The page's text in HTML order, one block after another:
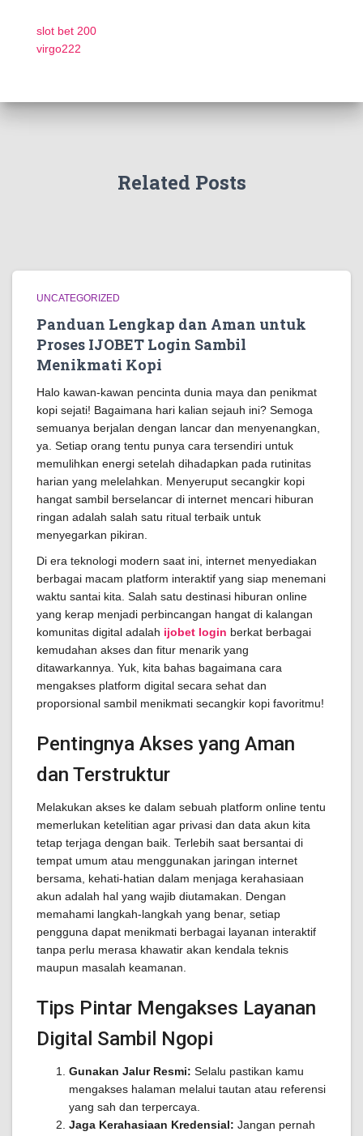
slot bet 200
virgo222
Related Posts
UNCATEGORIZED
Panduan Lengkap dan Aman untuk
Proses IJOBET Login Sambil
Menikmati Kopi
Halo kawan-kawan pencinta dunia maya dan penikmat
kopi sejati! Bagaimana hari kalian sejauh ini? Semoga
semuanya berjalan dengan lancar dan menyenangkan,
ya. Setiap orang tentu punya cara tersendiri untuk
memulihkan energi setelah dihadapkan pada rutinitas
harian yang melelahkan. Menyeruput secangkir kopi
hangat sambil berselancar di internet mencari hiburan
ringan adalah salah satu ritual terbaik untuk
menyegarkan pikiran.
Di era teknologi modern saat ini, internet menyediakan
berbagai macam platform interaktif yang siap menemani
waktu santai kita. Salah satu destinasi hiburan online
yang kerap menjadi perbincangan hangat di kalangan
komunitas digital adalah ijobet login berkat berbagai
kemudahan akses dan fitur menarik yang
ditawarkannya. Yuk, kita bahas bagaimana cara
mengakses platform digital secara sehat dan
proporsional sambil menikmati secangkir kopi favoritmu!
Pentingnya Akses yang Aman
dan Terstruktur
Melakukan akses ke dalam sebuah platform online tentu
memerlukan ketelitian agar privasi dan data akun kita
tetap terjaga dengan baik. Terlebih saat bersantai di
tempat umum atau menggunakan jaringan internet
bersama, kehati-hatian dalam menjaga kerahasiaan
akun adalah hal yang wajib diutamakan. Dengan
memahami langkah-langkah yang benar, setiap
pengguna dapat menikmati berbagai layanan interaktif
tanpa perlu merasa khawatir akan kendala teknis
maupun masalah keamanan.
Tips Pintar Mengakses Layanan
Digital Sambil Ngopi
Gunakan Jalur Resmi: Selalu pastikan kamu
mengakses halaman melalui tautan atau referensi
yang sah dan terpercaya.
Jaga Kerahasiaan Kredensial: Jangan pernah